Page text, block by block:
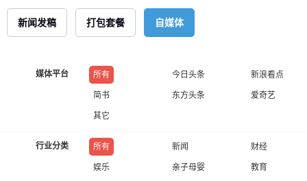
新闻发稿 打包套餐 自媒体
媒体平台 所有 今日头条 新浪看点
简书 东方头条 爱奇艺
其它
行业分类 所有 新闻 财经
娱乐 亲子母婴 教育